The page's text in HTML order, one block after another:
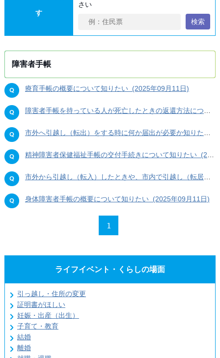
す
さい
検索
障害者手帳
療育手帳の概要について知りたい (2025年09月11日)
障害者手帳を持っている人が死亡したときの返還方法について知りたい (2025年09月11日)
市外へ引越し（転出）をする時に何か届出が必要か知りたい (2025年09月11日)
精神障害者保健福祉手帳の交付手続きについて知りたい (2025年09月11日)
市外から引越し（転入）したときや、市内で引越し（転居）したときの手続きについて知りたい (2025年09月11日)
身体障害者手帳の概要について知りたい (2025年09月11日)
1
ライフイベント・くらしの場面
引っ越し・住所の変更
証明書がほしい
妊娠・出産（出生）
子育て・教育
結婚
離婚